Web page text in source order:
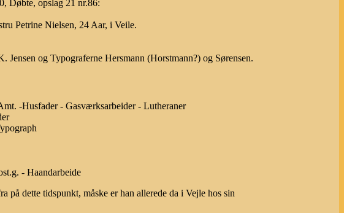
Døbte, opslag 21 nr.86:
Petrine Nielsen, 24 Aar, i Veile.
Jensen og Typograferne Hersmann (Horstmann?) og Sørensen.
-Husfader - Gasværksarbeider - Lutheraner
- Haandarbeide
på dette tidspunkt, måske er han allerede da i Vejle hos sin